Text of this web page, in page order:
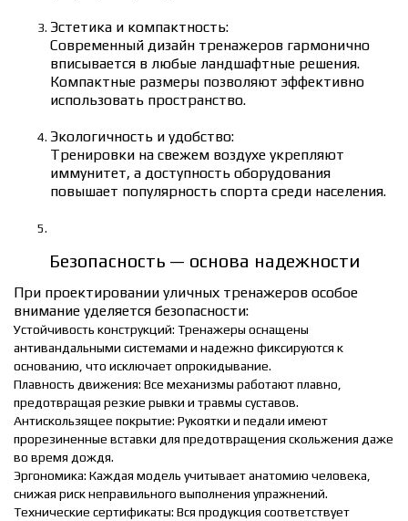
Эстетика и компактность:
Современный дизайн тренажеров гармонично
вписывается в любые ландшафтные решения.
Компактные размеры позволяют эффективно
использовать пространство.
Экологичность и удобство:
Тренировки на свежем воздухе укрепляют
иммунитет, а доступность оборудования
повышает популярность спорта среди населения.
Безопасность — основа надежности
При проектировании уличных тренажеров особое
внимание уделяется безопасности:
Устойчивость конструкций: Тренажеры оснащены
антивандальными системами и надежно фиксируются к
основанию, что исключает опрокидывание.
Плавность движения: Все механизмы работают плавно,
предотвращая резкие рывки и травмы суставов.
Антискользящее покрытие: Рукоятки и педали имеют
прорезиненные вставки для предотвращения скольжения даже
во время дождя.
Эргономика: Каждая модель учитывает анатомию человека,
снижая риск неправильного выполнения упражнений.
Технические сертификаты: Вся продукция соответствует